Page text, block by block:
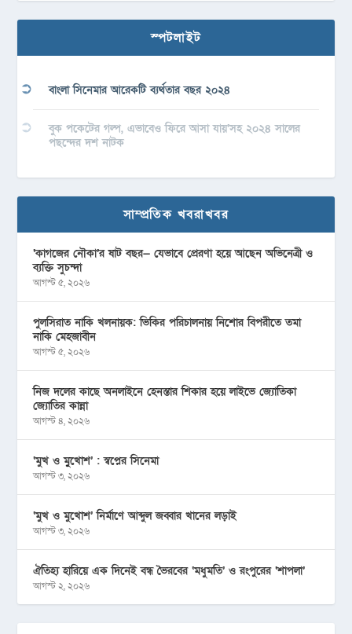
স্পটলাইট
বাংলা সিনেমার আরেকটি ব্যর্থতার বছর ২০২৪
বুক পকেটের গল্প, এভাবেও ফিরে আসা যায়’সহ ২০২৪ সালের
পছন্দের দশ নাটক
সাম্প্রতিক খবরাখবর
‘কাগজের নৌকা’র ষাট বছর— যেভাবে প্রেরণা হয়ে আছেন অভিনেত্রী ও
ব্যক্তি সুচন্দা
আগস্ট ৫, ২০২৬
পুলসিরাত নাকি খলনায়ক: ভিকির পরিচালনায় নিশোর বিপরীতে তমা
নাকি মেহজাবীন
আগস্ট ৫, ২০২৬
নিজ দলের কাছে অনলাইনে হেনস্তার শিকার হয়ে লাইভে জ্যোতিকা
জ্যোতির কান্না
আগস্ট ৪, ২০২৬
‘মুখ ও মু্খোশ’ : স্বপ্নের সিনেমা
আগস্ট ৩, ২০২৬
‘মুখ ও মুখোশ’ নির্মাণে আব্দুল জব্বার খানের লড়াই
আগস্ট ৩, ২০২৬
ঐতিহ্য হারিয়ে এক দিনেই বন্ধ ভৈরবের ‘মধুমতি’ ও রংপুরের ‘শাপলা’
আগস্ট ২, ২০২৬